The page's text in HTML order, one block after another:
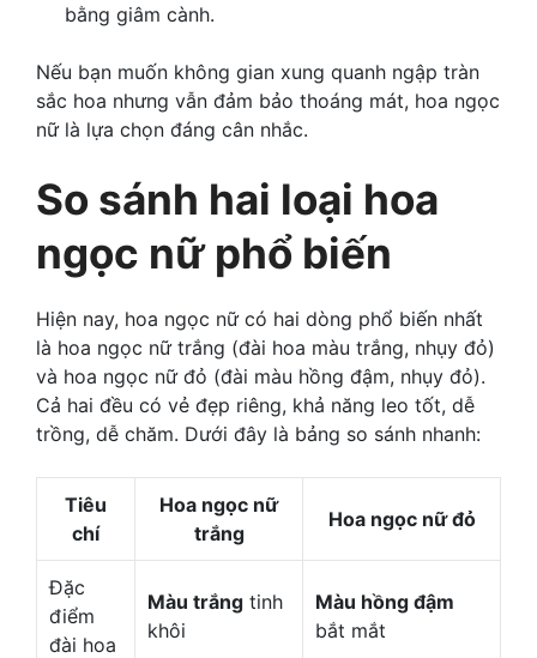
bằng giâm cành.
Nếu bạn muốn không gian xung quanh ngập tràn
sắc hoa nhưng vẫn đảm bảo thoáng mát, hoa ngọc
nữ là lựa chọn đáng cân nhắc.
So sánh hai loại hoa
ngọc nữ phổ biến
Hiện nay, hoa ngọc nữ có hai dòng phổ biến nhất
là hoa ngọc nữ trắng (đài hoa màu trắng, nhụy đỏ)
và hoa ngọc nữ đỏ (đài màu hồng đậm, nhụy đỏ).
Cả hai đều có vẻ đẹp riêng, khả năng leo tốt, dễ
trồng, dễ chăm. Dưới đây là bảng so sánh nhanh:
Tiêu
chí
Hoa ngọc nữ
trắng
Hoa ngọc nữ đỏ
Đặc
điểm
đài hoa
Màu trắng tinh
khôi
Màu hồng đậm
bắt mắt